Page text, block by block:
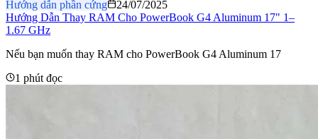
Hướng dẫn phần cứng
24/07/2025
Hướng Dẫn Thay RAM Cho PowerBook G4 Aluminum 17" 1–
1.67 GHz
Nếu bạn muốn thay RAM cho PowerBook G4 Aluminum 17
1 phút đọc